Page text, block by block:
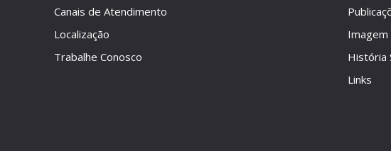
Canais de Atendimento
Localização
Trabalhe Conosco
Imagem
História
Links